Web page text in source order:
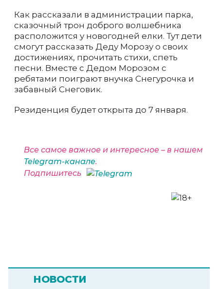
Как рассказали в администрации парка,
сказочный трон доброго волшебника
расположится у новогодней елки. Тут дети
смогут рассказать Деду Морозу о своих
достижениях, прочитать стихи, спеть
песни. Вместе с Дедом Морозом с
ребятами поиграют внучка Снегурочка и
забавный Снеговик.
Резиденция будет открыта до 7 января.
Все самое важное и интересное – в нашем
Telegram-канале.
Подпишитесь
НОВОСТИ